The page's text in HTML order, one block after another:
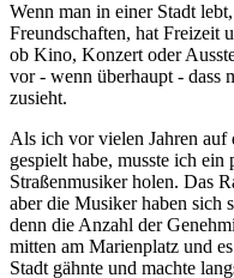
Wenn man in einer Stadt
Freundschaften, hat Freizeit
ob Kino, Konzert oder
vor - wenn überhaupt - dass
zusieht.
Als ich vor vielen Jahren
gespielt habe, musste ich
Straßenmusiker holen. Das
aber die Musiker haben sich
denn die Anzahl der
mitten am Marienplatz und
Stadt gähnte und machte